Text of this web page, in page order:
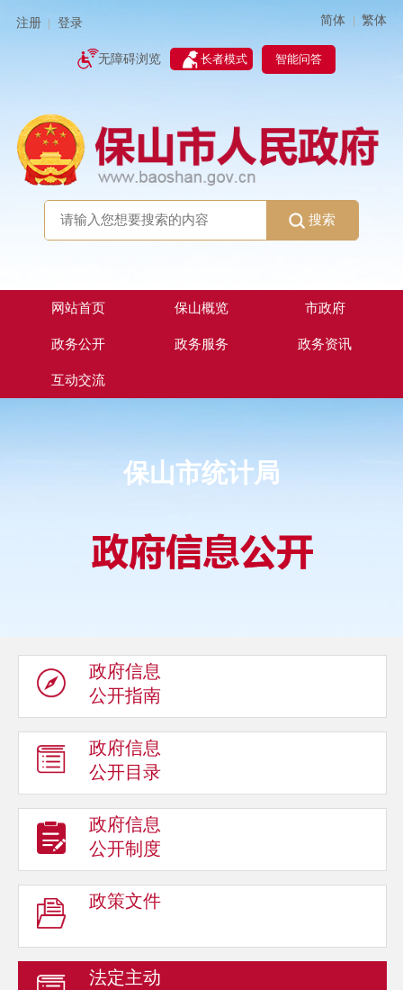
注册 登录 简体 | 繁体
无障碍浏览 长者模式 智能问答
搜索
网站首页 保山概览 市政府
政务公开 政务服务 政务资讯
互动交流
保山市统计局
政府信息
公开指南
政府信息
公开目录
政府信息
公开制度
政策文件
法定主动